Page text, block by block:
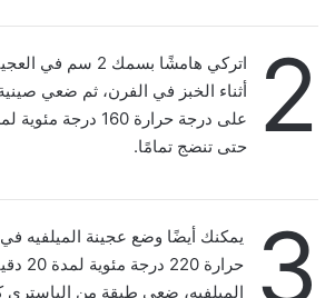
2
اتركي هامشًا بسمك 2
أثناء الخبز في الفرن، ثم ضعي
حتى تنضج تمامًا.
3
يمكنك أيضًا وضع عجينة الميلفيه
حرارة
الميلفيه، ضعي طبقة من الباستري